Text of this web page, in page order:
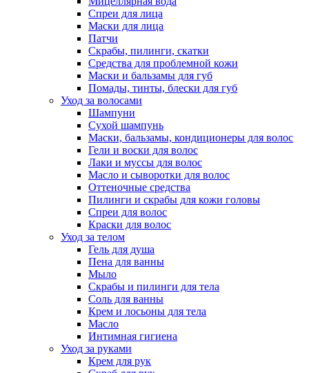
Спреи для лица
Маски для лица
Патчи
Скрабы, пилинги, скатки
Средства для проблемной кожи
Маски и бальзамы для губ
Помады, тинты, блески для губ
Уход за волосами
Шампуни
Сухой шампунь
Маски, бальзамы, кондиционеры для волос
Гели и воски для волос
Лаки и муссы для волос
Масло и сыворотки для волос
Оттеночные средства
Пилинги и скрабы для кожи головы
Спреи для волос
Краски для волос
Уход за телом
Гель для душа
Пена для ванны
Мыло
Скрабы и пилинги для тела
Соль для ванны
Крем и лосьоны для тела
Масло
Интимная гигиена
Уход за руками
Крем для рук